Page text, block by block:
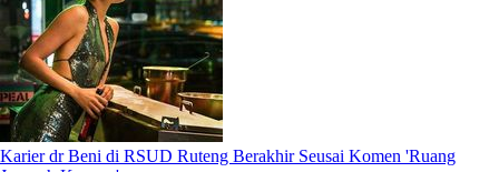
Karier dr Beni di RSUD Ruteng Berakhir Seusai Komen 'Ruang